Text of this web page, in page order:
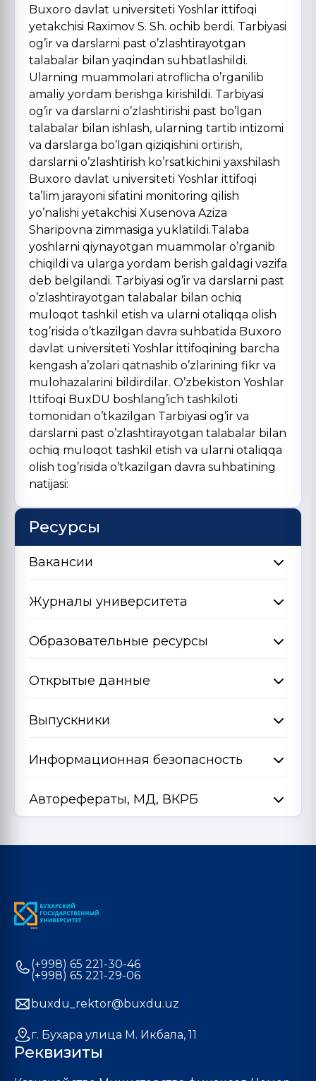
Buxoro davlat universiteti Yoshlar ittifoqi
yetakchisi Raximov S. Sh. ochib berdi. Tarbiyasi
og’ir va darslarni past o’zlashtirayotgan
talabalar bilan yaqindan suhbatlashildi.
Ularning muammolari atroflicha o’rganilib
amaliy yordam berishga kirishildi. Tarbiyasi
og’ir va darslarni o’zlashtirishi past bo’lgan
talabalar bilan ishlash, ularning tartib intizomi
va darslarga bo’lgan qiziqishini ortirish,
darslarni o’zlashtirish ko’rsatkichini yaxshilash
Buxoro davlat universiteti Yoshlar ittifoqi
ta’lim jarayoni sifatini monitoring qilish
yo’nalishi yetakchisi Xusenova Aziza
Sharipovna zimmasiga yuklatildi.Talaba
yoshlarni qiynayotgan muammolar o’rganib
chiqildi va ularga yordam berish galdagi vazifa
deb belgilandi. Tarbiyasi og’ir va darslarni past
o’zlashtirayotgan talabalar bilan ochiq
muloqot tashkil etish va ularni otaliqqa olish
tog’risida o’tkazilgan davra suhbatida Buxoro
davlat universiteti Yoshlar ittifoqining barcha
kengash a’zolari qatnashib o’zlarining fikr va
mulohazalarini bildirdilar. O’zbekiston Yoshlar
Ittifoqi BuxDU boshlang’ich tashkiloti
tomonidan o’tkazilgan Tarbiyasi og’ir va
darslarni past o’zlashtirayotgan talabalar bilan
ochiq muloqot tashkil etish va ularni otaliqqa
olish tog’risida o’tkazilgan davra suhbatining
natijasi:
Ресурсы
Вакансии
Журналы университета
Образовательные ресурсы
Открытые данные
Выпускники
Информационная безопасность
Авторефераты, МД, ВКРБ
(+998) 65 221-30-46
(+998) 65 221-29-06
buxdu_rektor@buxdu.uz
г. Бухара улица М. Икбала, 11
Реквизиты